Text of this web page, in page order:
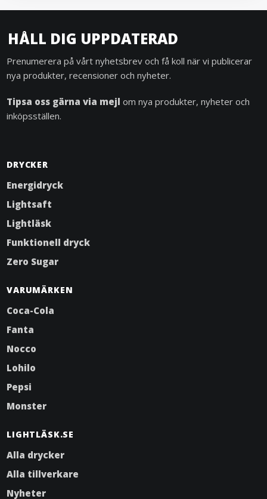
HÅLL DIG UPPDATERAD
Prenumerera på vårt nyhetsbrev och få koll när vi publicerar
nya produkter, recensioner och nyheter.
Tipsa oss gärna via mejl om nya produkter, nyheter och
inköpsställen.
DRYCKER
Energidryck
Lightsaft
Lightläsk
Funktionell dryck
Zero Sugar
VARUMÄRKEN
Coca-Cola
Fanta
Nocco
Lohilo
Pepsi
Monster
LIGHTLÄSK.SE
Alla drycker
Alla tillverkare
Nyheter